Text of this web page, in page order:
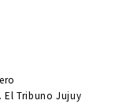
El Tribuno Jujuy